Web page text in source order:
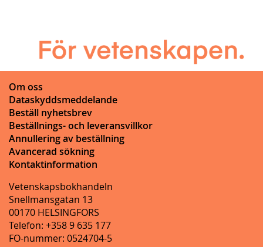
Om oss
Dataskyddsmeddelande
Beställ nyhetsbrev
Beställnings- och leveransvillkor
Annullering av beställning
Avancerad sökning
Kontaktinformation
Vetenskapsbokhandeln
Snellmansgatan 13
00170 HELSINGFORS
Telefon: +358 9 635 177
FO-nummer: 0524704-5